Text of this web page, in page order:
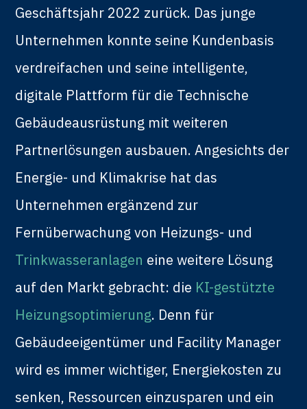
Geschäftsjahr 2022 zurück. Das junge
Unternehmen konnte seine Kundenbasis
verdreifachen und seine intelligente,
digitale Plattform für die Technische
Gebäudeausrüstung mit weiteren
Partnerlösungen ausbauen. Angesichts der
Energie- und Klimakrise hat das
Unternehmen ergänzend zur
Fernüberwachung von Heizungs- und
Trinkwasseranlagen eine weitere Lösung
auf den Markt gebracht: die KI-gestützte
Heizungsoptimierung. Denn für
Gebäudeeigentümer und Facility Manager
wird es immer wichtiger, Energiekosten zu
senken, Ressourcen einzusparen und ein